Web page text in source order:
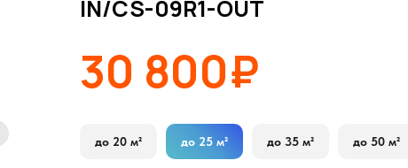
IN/CS-09R1-OUT
до 20 м² до 25 м² до 35 м² до 50 м²
30 800₽